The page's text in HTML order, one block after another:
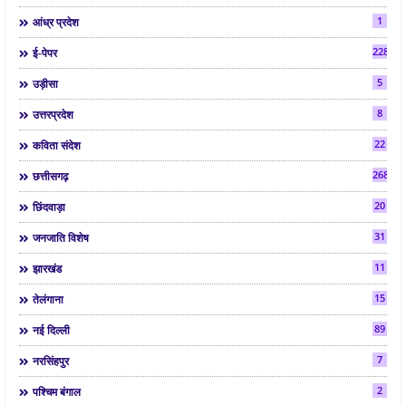
आंध्र प्रदेश 1
ई-पेपर 2286
उड़ीसा 5
उत्तरप्रदेश 8
कविता संदेश 22
छत्तीसगढ़ 268
छिंदवाड़ा 20
जनजाति विशेष 31
झारखंड 11
तेलंगाना 15
नई दिल्ली 89
नरसिंहपुर 7
पश्चिम बंगाल 2